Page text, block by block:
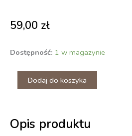
59,00 zł
Dostępność: 1 w magazynie
ilość
TOALETOWY,
STOŁEK
ŁAZIENKOWY,
ZAPARCIA,
WZDĘCIA
Dodaj do koszyka
Opis produktu